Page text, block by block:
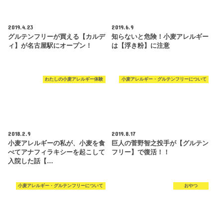
2019.4.23
グルテンフリーが買える【カルデ
ィ】が名古屋駅にオープン！
2019.6.9
知らないと危険！小麦アレルギー
は【浮き粉】に注意
わたしの小麦アレルギー体験
2018.2.9
小麦アレルギーの私が、小麦を食
べてアナフィラキシーを起こして
入院した話【…
小麦アレルギー・グルテンフリーについて
2019.8.17
巨人の菅野智之投手が【グルテン
フリー】で復活！！
小麦アレルギー・グルテンフリーについて おやつ